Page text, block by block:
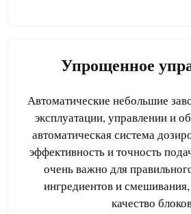
Упрощенное
Автоматические небольшие
эксплуатации, управлении и
автоматическая система
эффективность и точность
очень важно для
ингредиентов и
качество